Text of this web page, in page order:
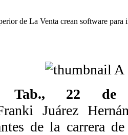
de La Venta crean software para
Tab., 22
Juárez
de la carrera